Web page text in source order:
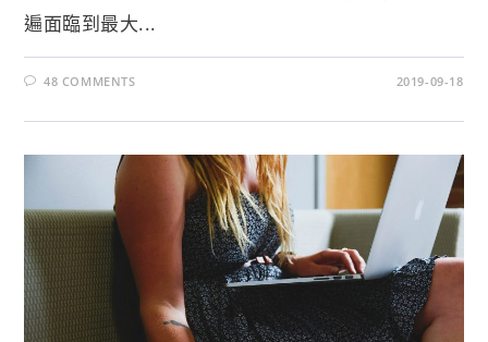
遍面臨到最大...
48 COMMENTS 2019-09-18